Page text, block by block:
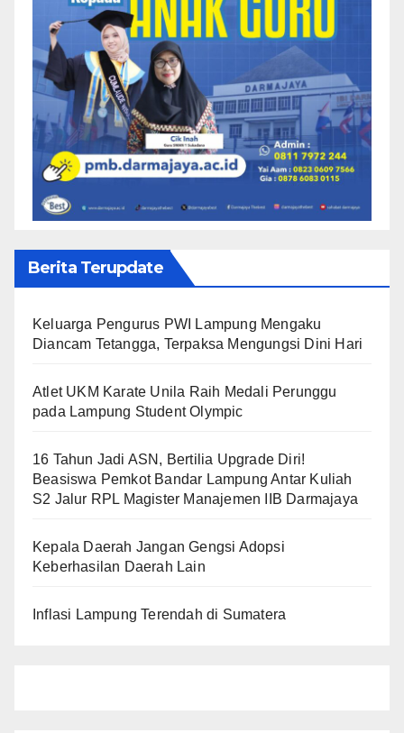
Berita Terupdate
Keluarga Pengurus PWI Lampung Mengaku
Diancam Tetangga, Terpaksa Mengungsi Dini Hari
Atlet UKM Karate Unila Raih Medali Perunggu
pada Lampung Student Olympic
16 Tahun Jadi ASN, Bertilia Upgrade Diri!
Beasiswa Pemkot Bandar Lampung Antar Kuliah
S2 Jalur RPL Magister Manajemen IIB Darmajaya
Kepala Daerah Jangan Gengsi Adopsi
Keberhasilan Daerah Lain
Inflasi Lampung Terendah di Sumatera